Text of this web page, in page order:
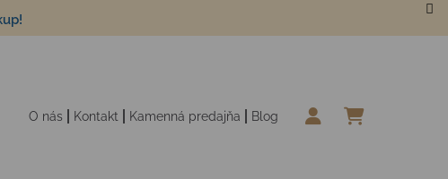
O nás Kontakt Kamenná predajňa Blog